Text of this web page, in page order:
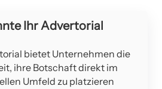
Ihr Advertorial
bietet Unternehmen die
ihre Botschaft direkt im
Umfeld zu platzieren